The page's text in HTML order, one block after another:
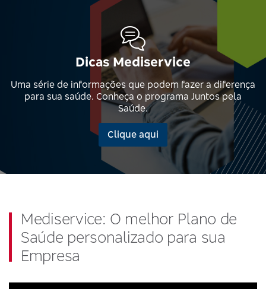
Dicas Mediservice
Uma série de informações que podem fazer a diferença
para sua saúde. Conheça o programa Juntos pela
Saúde.
Clique aqui
Mediservice: O melhor Plano de
Saúde personalizado para sua
Empresa